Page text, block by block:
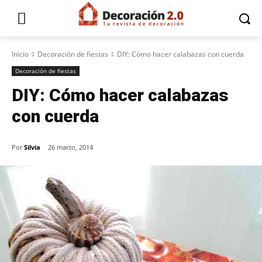
Inicio Decoración de fiestas DIY: Cómo hacer calabazas con cuerda
Decoración de fiestas
DIY: Cómo hacer calabazas
con cuerda
Por Silvia 26 marzo, 2014